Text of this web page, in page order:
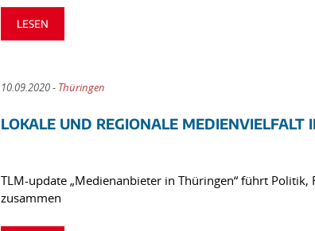
LESEN
10.09.2020 - Thüringen
LOKALE UND REGIONALE MEDIENVIELFALT
TLM-update „Medienanbieter in Thüringen“ führt
zusammen